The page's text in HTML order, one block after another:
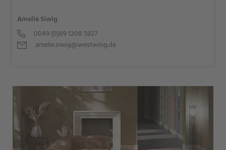
Amelie Siwig
0049 (0)89 1208 5927
amelie.siwig@westwing.de